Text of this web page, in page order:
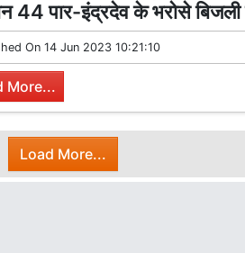
44 पार-इंद्रदेव के भरोसे बिजली
On 14 Jun 2023 10:21:10
More...
Load More...